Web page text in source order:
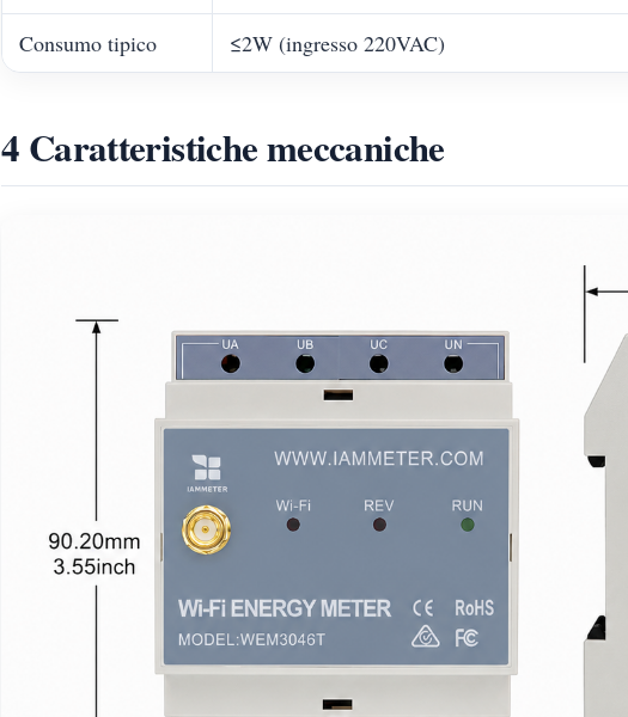
Consumo tipico ≤2W (ingresso 220VAC)
4 Caratteristiche meccaniche